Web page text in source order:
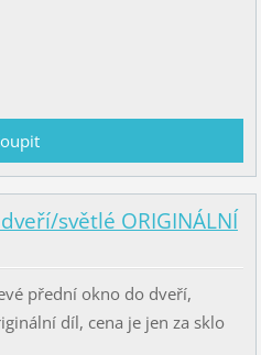
světlé ORIGINÁLNÍ
přední okno do dveří,
díl, cena je jen za sklo